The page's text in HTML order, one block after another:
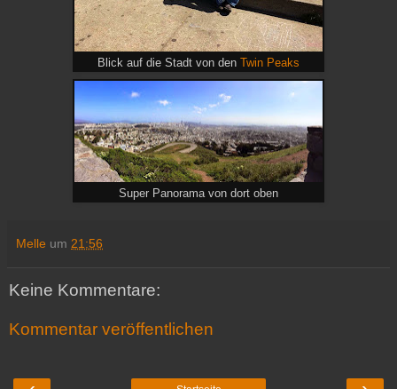
Blick auf die Stadt von den Twin Peaks
Super Panorama von dort oben
Melle um 21:56
Keine Kommentare:
Kommentar veröffentlichen